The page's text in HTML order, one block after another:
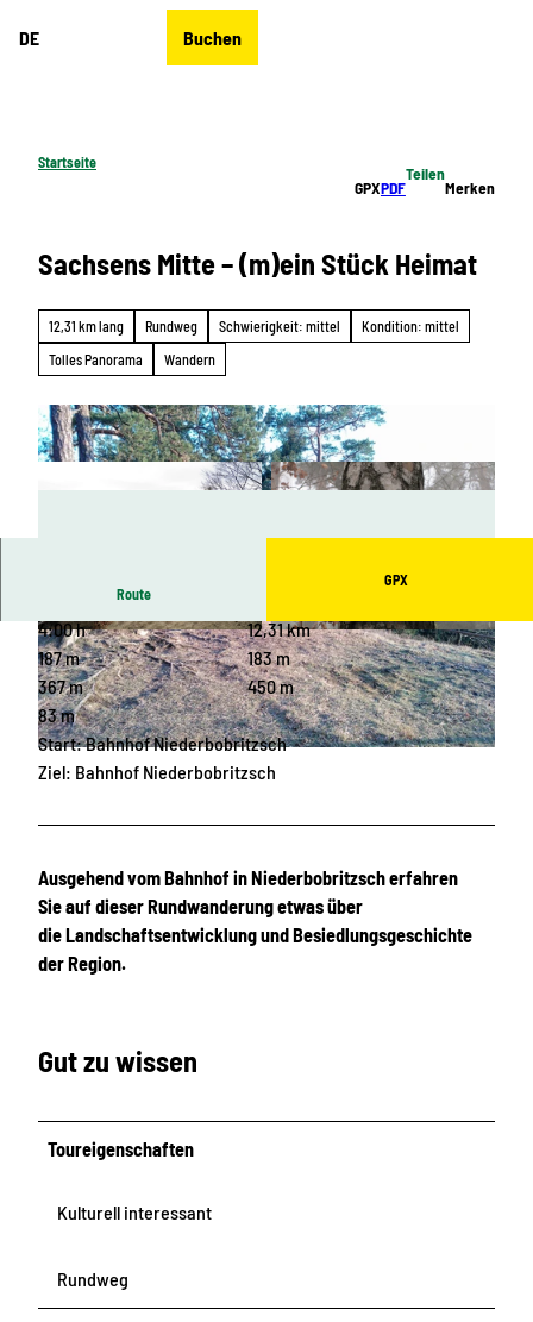
DE Buchen
Startseite
GPXPDF
Teilen
Merken
Sachsens Mitte – (m)ein Stück Heimat
12,31 km lang Rundweg Schwierigkeit: mittel
Kondition: mittel
Tolles Panorama
Wandern
© André Kaiser, Dresden Elbland |CC-BY-ND © Dr. Mareike Eberlein |CC-BY-ND
Route
GPX
4:00 h
12,31 km
187 m
183 m
367 m
450 m
83 m
Start: Bahnhof Niederbobritzsch
Ziel: Bahnhof Niederbobritzsch
Ausgehend vom Bahnhof in Niederbobritzsch erfahren
Sie auf dieser Rundwanderung etwas über
die Landschaftsentwicklung und Besiedlungsgeschichte
der Region.
Gut zu wissen
Toureigenschaften
Kulturell interessant
Rundweg